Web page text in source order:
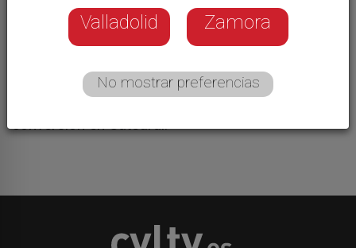
Con motivo del Día Internacional de los Archivos,
el de la Catedral ha instalado una exposición
efímera en la que ha mostrado algunos de los
documentos históricos más relevantes de su
colección. Un recorrido por la historia de la
conversión en Catedral.
Valladolid Zamora
No mostrar preferencias